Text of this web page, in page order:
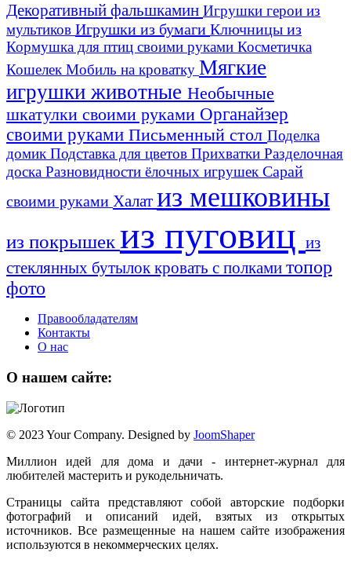
Декоративный фальшкамин Игрушки герои из
мультиков Игрушки из бумаги Ключницы из
Кормушка для птиц своими руками Косметичка
Кошелек Мобиль на кроватку Мягкие
игрушки животные Необычные
шкатулки своими руками Органайзер
своими руками Письменный стол Поделка
домик Подставка для цветов Прихватки Разделочная
доска Разновидности ёлочных игрушек Сарай
своими руками Халат из мешковины
из покрышек из пуговиц из
стеклянных бутылоккровать с полками топор
фото
Правообладателям
Контакты
О нас
О нашем сайте:
© 2023 Your Company. Designed by JoomShaper
Миллион идей для дома и дачи - интернет-журнал для
любителей мастерить и рукодельничать.
Страницы сайта представляют собой авторские подборки
фотографий и описаний идей, взятых из открытых
источников. Все размещенные на нашем сайте изображения
используются в некоммерческих целях.